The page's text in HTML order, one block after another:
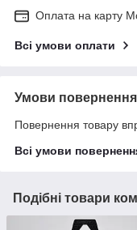
Оплата на карту
Всі умови оплати
Умови повернення
Повернення товару
Всі умови
Подібні товари